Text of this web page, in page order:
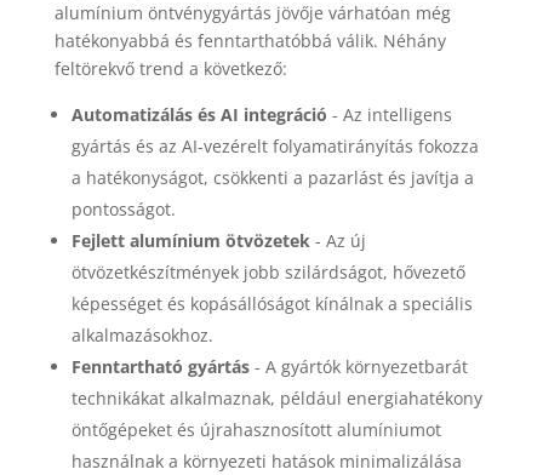
alumínium öntvénygyártás jövője várhatóan még
hatékonyabbá és fenntarthatóbbá válik. Néhány
feltörekvő trend a következő:
Automatizálás és AI integráció - Az intelligens
gyártás és az AI-vezérelt folyamatirányítás fokozza
a hatékonyságot, csökkenti a pazarlást és javítja a
pontosságot.
Fejlett alumínium ötvözetek- Az új
ötvözetkészítmények jobb szilárdságot, hővezető
képességet és kopásállóságot kínálnak a speciális
alkalmazásokhoz.
Fenntartható gyártás- A gyártók környezetbarát
technikákat alkalmaznak, például energiahatékony
öntőgépeket és újrahasznosított alumíniumot
használnak a környezeti hatások minimalizálása